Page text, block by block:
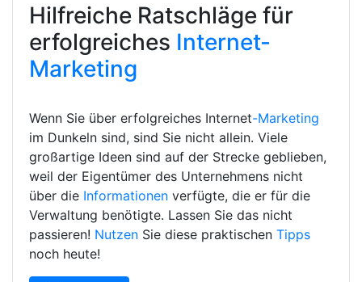
Hilfreiche Ratschläge für
erfolgreiches Internet-
Marketing
Wenn Sie über erfolgreiches Internet-Marketing
im Dunkeln sind, sind Sie nicht allein. Viele
großartige Ideen sind auf der Strecke geblieben,
weil der Eigentümer des Unternehmens nicht
über die Informationen verfügte, die er für die
Verwaltung benötigte. Lassen Sie das nicht
passieren! Nutzen Sie diese praktischen Tipps
noch heute!